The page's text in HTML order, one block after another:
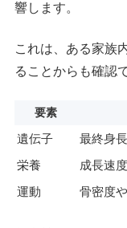
響します。
これは、ある家族
ることからも確認
要素
遺伝子
最終身
栄養
成長速
運動
骨密度